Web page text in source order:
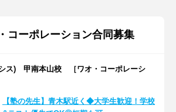
コーポレーション合同募集
ス) 甲南本山校 ［ワオ・コーポレーシ
【塾の先生】青木駅近く◆大学生歓迎！学校